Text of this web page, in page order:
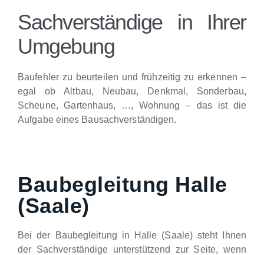
Sachverständige in Ihrer
Umgebung
Baufehler zu beurteilen und frühzeitig zu erkennen –
egal ob Altbau, Neubau, Denkmal, Sonderbau,
Scheune, Gartenhaus, …, Wohnung – das ist die
Aufgabe eines Bausachverständigen.
Baubegleitung Halle
(Saale)
Bei der Baubegleitung in Halle (Saale) steht Ihnen
der Sachverständige unterstützend zur Seite, wenn